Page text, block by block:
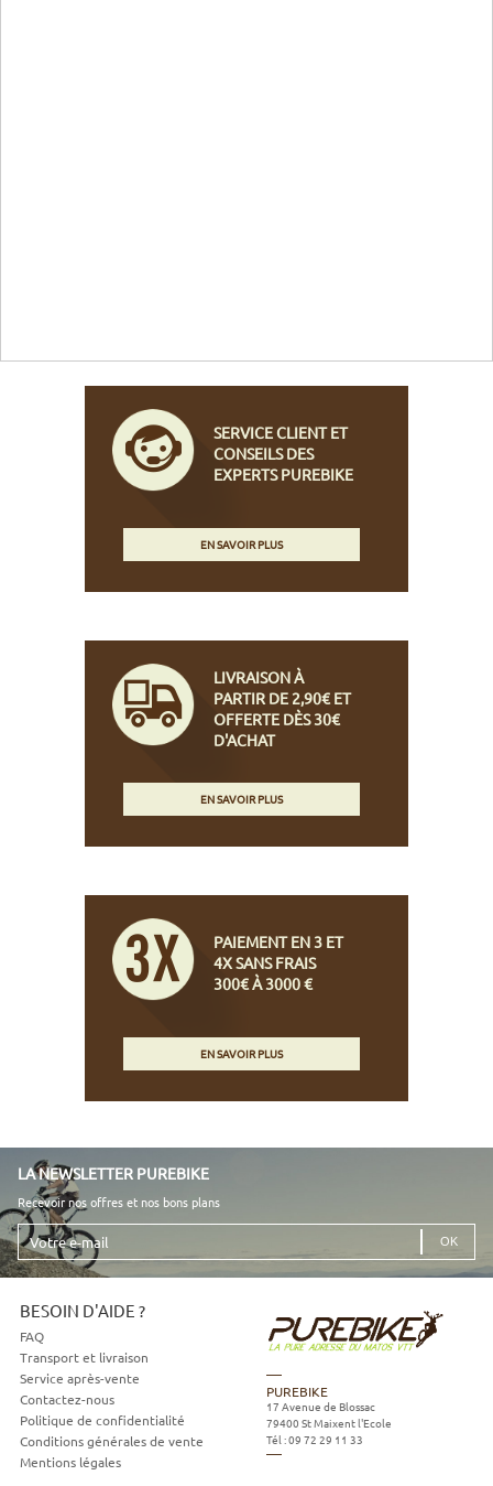
SERVICE CLIENT ET
CONSEILS DES
EXPERTS PUREBIKE
EN SAVOIR PLUS
LIVRAISON À
PARTIR DE 2,90€ ET
OFFERTE DÈS 30€
D'ACHAT
EN SAVOIR PLUS
PAIEMENT EN 3 ET
4X SANS FRAIS
300€ À 3000 €
EN SAVOIR PLUS
LA NEWSLETTER PUREBIKE
Recevoir nos offres et nos bons plans
Votre
e-
mail
BESOIN D'AIDE ?
FAQ
Transport et livraison
Service après-vente
Contactez-nous
Politique de confidentialité
Conditions générales de vente
Mentions légales
PUREBIKE
17 Avenue de Blossac
79400 St Maixent l'Ecole
Tél :09 72 29 11 33